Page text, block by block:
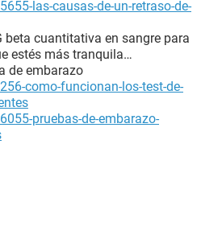
las-causas-de-un-retraso-de-
beta cuantitativa en sangre para
estés más tranquila…
de embarazo
como-funcionan-los-test-de-
pruebas-de-embarazo-